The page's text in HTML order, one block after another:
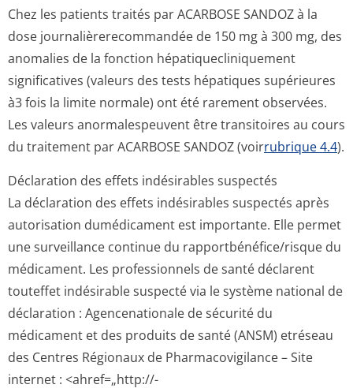
Chez les patients traités par ACARBOSE SANDOZ à la
dose journalièrere­commandée de 150 mg à 300 mg, des
anomalies de la fonction hépatiqueclini­quement
significatives (valeurs des tests hépatiques supérieures
à3 fois la limite normale) ont été rarement observées.
Les valeurs anormalespeuvent être transitoires au cours
du traitement par ACARBOSE SANDOZ (voirrubrique 4.4).
Déclaration des effets indésirables suspectés
La déclaration des effets indésirables suspectés après
autorisation dumédicament est importante. Elle permet
une surveillance continue du rapportbénéfi­ce/risque du
médicament. Les professionnels de santé déclarent
touteffet indésirable suspecté via le système national de
déclaration : Agencenationale de sécurité du
médicament et des produits de santé (ANSM) etréseau
des Centres Régionaux de Pharmacovigilance – Site
internet : <ahref=„http://­